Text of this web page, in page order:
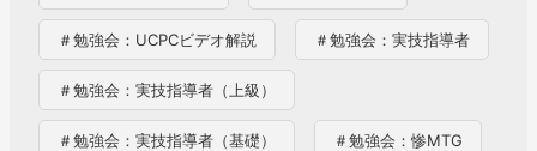
＃勉強会：UCPCビデオ解説 ＃勉強会：実技指導者
＃勉強会：実技指導者（上級）
＃勉強会：実技指導者（基礎） ＃勉強会：惨MTG